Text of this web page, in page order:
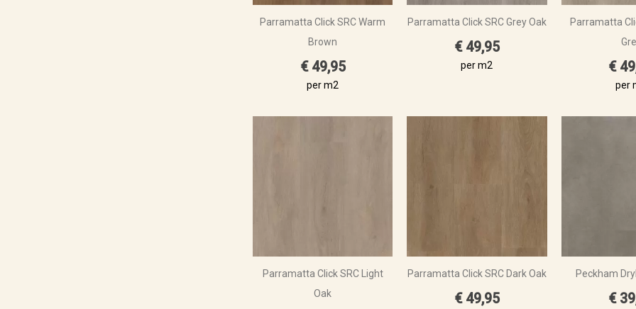
Parramatta Click SRC Warm
Brown
€ 49,95
per m2
Parramatta Click SRC Grey Oak
€ 49,95
per m2
Parramatta
€
per
Parramatta Click SRC Light
Oak
Parramatta Click SRC Dark Oak
€ 49,95
Peckham
€